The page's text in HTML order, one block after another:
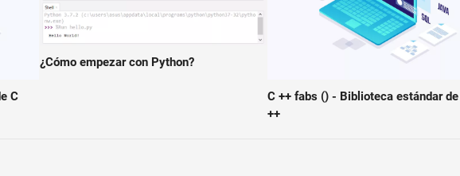
C
¿Cómo empezar con Python?
C ++ fabs () - Biblioteca estándar
++